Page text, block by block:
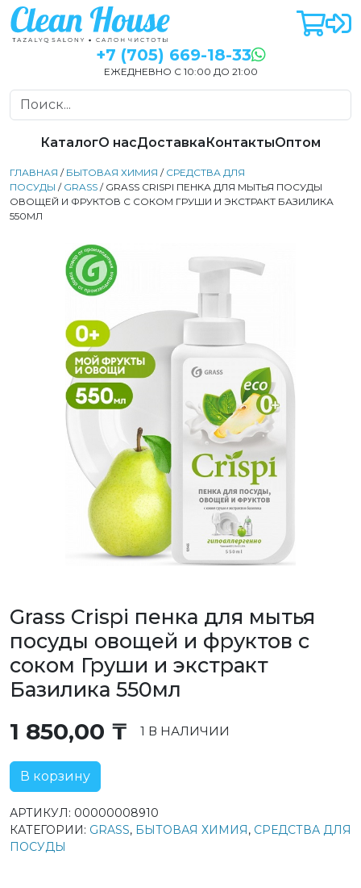
+7 (705) 669-18-33
ЕЖЕДНЕВНО С 10:00 ДО 21:00
КаталогО насДоставкаКонтактыОптом
ГЛАВНАЯ / БЫТОВАЯ ХИМИЯ / СРЕДСТВА ДЛЯ
ПОСУДЫ / GRASS / GRASS CRISPI ПЕНКА ДЛЯ МЫТЬЯ ПОСУДЫ
ОВОЩЕЙ И ФРУКТОВ С СОКОМ ГРУШИ И ЭКСТРАКТ БАЗИЛИКА
550МЛ
Grass Crispi пенка для мытья
посуды овощей и фруктов с
соком Груши и экстракт
Базилика 550мл
1 850,00 ₸ 1 В НАЛИЧИИ
В корзину
АРТИКУЛ: 00000008910
КАТЕГОРИИ: GRASS, БЫТОВАЯ ХИМИЯ, СРЕДСТВА ДЛЯ
ПОСУДЫ